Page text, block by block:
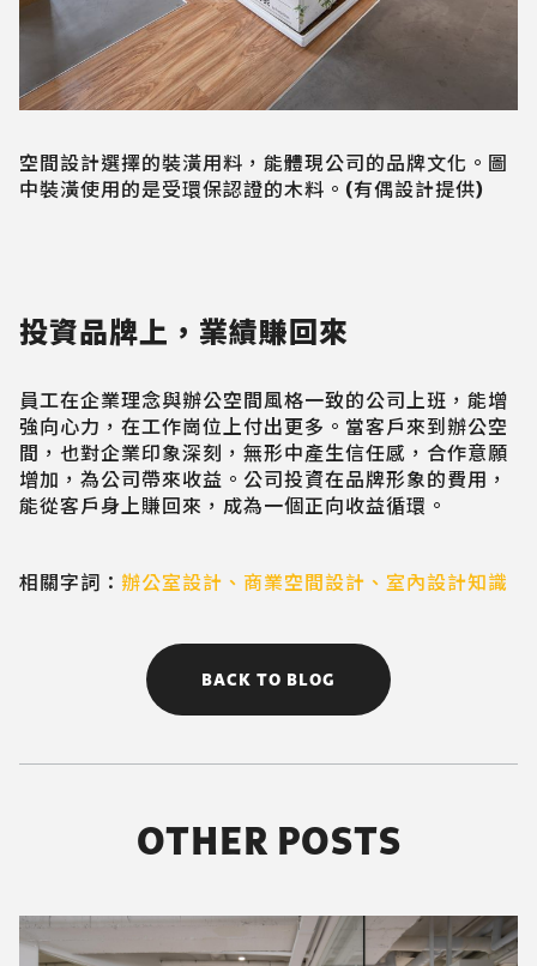
空間設計選擇的裝潢用料，能體現公司的品牌文化。圖
中裝潢使用的是受環保認證的木料。(有偶設計提供)
投資品牌上，業績賺回來
員工在企業理念與辦公空間風格一致的公司上班，能增
強向心力，在工作崗位上付出更多。當客戶來到辦公空
間，也對企業印象深刻，無形中產生信任感，合作意願
增加，為公司帶來收益。公司投資在品牌形象的費用，
能從客戶身上賺回來，成為一個正向收益循環。
相關字詞： 辦公室設計 、 商業空間設計 、 室內設計知識
BACK TO BLOG
OTHER POSTS